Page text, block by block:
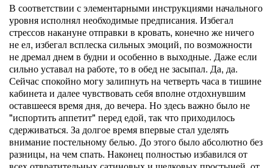
В соответствии с элементарными инструкциями начального
уровня исполнял необходимые предписания. Избегал
стрессов накануне отправки в кровать, конечно же ничего
не ел, избегал всплеска сильных эмоций, по возможности
не дремал днем в будни и особенно в выходные. Даже если
сильно уставал на работе, то в обед не засыпал. Да, да.
Сейчас спокойно могу залипнуть на четверть часа в тишине
кабинета и далее чувствовать себя вполне отдохнувшим
оставшееся время дня, до вечера. Но здесь важно было не
"испортить аппетит" перед едой, так что приходилось
сдерживаться. За долгое время впервые стал уделять
внимание постельному белью. До этого было абсолютно без
разницы, на чем спать. Наконец полностью избавился от